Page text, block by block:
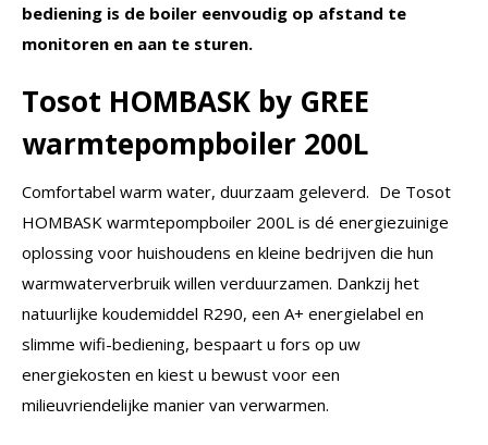
bediening is de boiler eenvoudig op afstand te
monitoren en aan te sturen.
Tosot HOMBASK by GREE
warmtepompboiler 200L
Comfortabel warm water, duurzaam geleverd. De Tosot
HOMBASK warmtepompboiler 200L is dé energiezuinige
oplossing voor huishoudens en kleine bedrijven die hun
warmwaterverbruik willen verduurzamen. Dankzij het
natuurlijke koudemiddel R290, een A+ energielabel en
slimme wifi-bediening, bespaart u fors op uw
energiekosten en kiest u bewust voor een
milieuvriendelijke manier van verwarmen.